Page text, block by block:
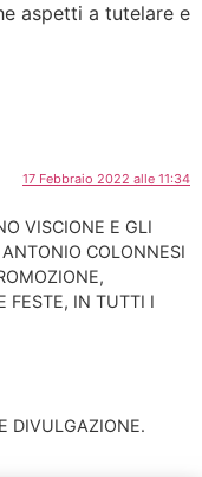
aspetti a tutelare e
17 Febbraio 2022 alle 11:34
VISCIONE E GLI
COLONNESI
FESTE, IN TUTTI I
DIVULGAZIONE.